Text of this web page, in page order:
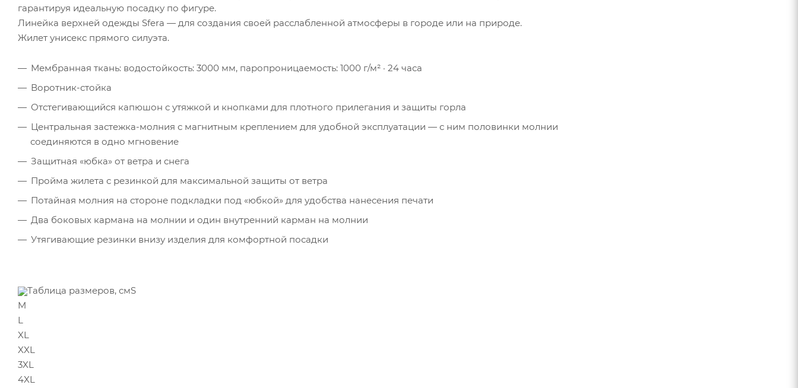
гарантируя идеальную посадку по фигуре.
Линейка верхней одежды Sfera — для создания своей расслабленной атмосферы в городе или на природе.
Жилет унисекс прямого силуэта.
Мембранная ткань: водостойкость: 3000 мм, паропроницаемость: 1000 г/м² · 24 часа
Воротник-стойка
Отстегивающийся капюшон с утяжкой и кнопками для плотного прилегания и защиты горла
Центральная застежка-молния с магнитным креплением для удобной эксплуатации — с ним половинки молнии
соединяются в одно мгновение
Защитная «юбка» от ветра и снега
Пройма жилета с резинкой для максимальной защиты от ветра
Потайная молния на стороне подкладки под «юбкой» для удобства нанесения печати
Два боковых кармана на молнии и один внутренний карман на молнии
Утягивающие резинки внизу изделия для комфортной посадки
Таблица размеров, смS
M
L
XL
XXL
3XL
4XL